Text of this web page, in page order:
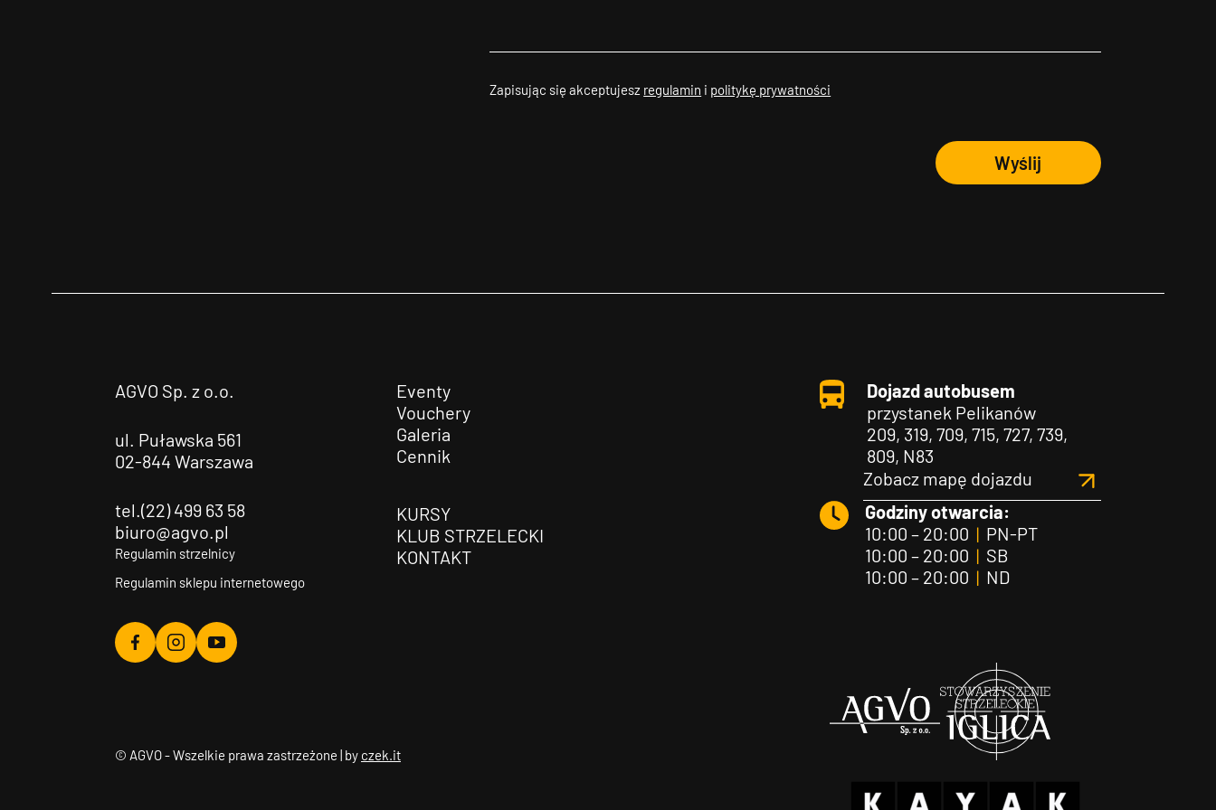
Zapisując się akceptujesz regulamin i politykę prywatności
Wyślij
AGVO Sp. z o.o.
ul. Puławska 561
02-844 Warszawa
tel.(22) 499 63 58
biuro@agvo.pl
Regulamin strzelnicy
Regulamin sklepu internetowego
Agvo
Agvo
Agvo
Eventy
Vouchery
Galeria
Cennik
KURSY
KLUB STRZELECKI
KONTAKT
Dojazd autobusem
przystanek Pelikanów
209, 319, 709, 715, 727, 739,
809, N83
Zobacz mapę dojazdu
Godziny otwarcia:
10:00 – 20:00 |PN-PT
10:00 – 20:00 |SB
10:00 – 20:00 |ND
© AGVO - Wszelkie prawa zastrzeżone | by czek.it
Agvo Iglica